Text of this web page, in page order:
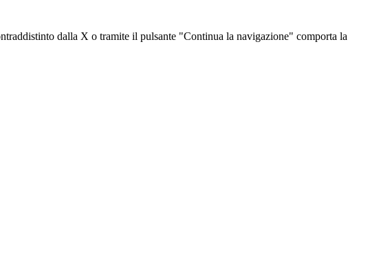
dalla X o tramite il pulsante "Continua la navigazione" comporta la